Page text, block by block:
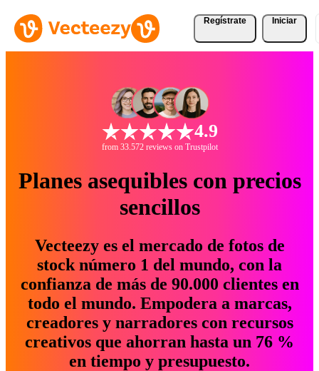
Regístrate Iniciar
4.9
from 33.572 reviews on Trustpilot
Planes asequibles con precios
sencillos
Vecteezy es el mercado de fotos de
stock número 1 del mundo, con la
confianza de más de 90.000 clientes en
todo el mundo. Empodera a marcas,
creadores y narradores con recursos
creativos que ahorran hasta un 76 %
en tiempo y presupuesto.